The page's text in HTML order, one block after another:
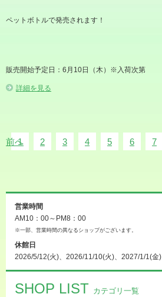
ペットボトルで発売されます！
販売開始予定日：6月10日（木）※入荷次第
詳細を見る
前へ
1 2 3 4 5 6 7
営業時間
AM10：00～PM8：00
※一部、営業時間の異なるショップがございます。
休館日
2026/5/12(火)、2026/11/10(火)、2027/1/1(金)
SHOP LIST カテゴリ一覧